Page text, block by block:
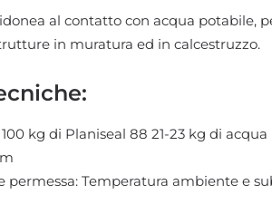
al contatto con acqua potabile,
in muratura ed in calcestruzzo.
kg di Planiseal 88 21-23 kg di acqua
permessa: Temperatura ambiente e